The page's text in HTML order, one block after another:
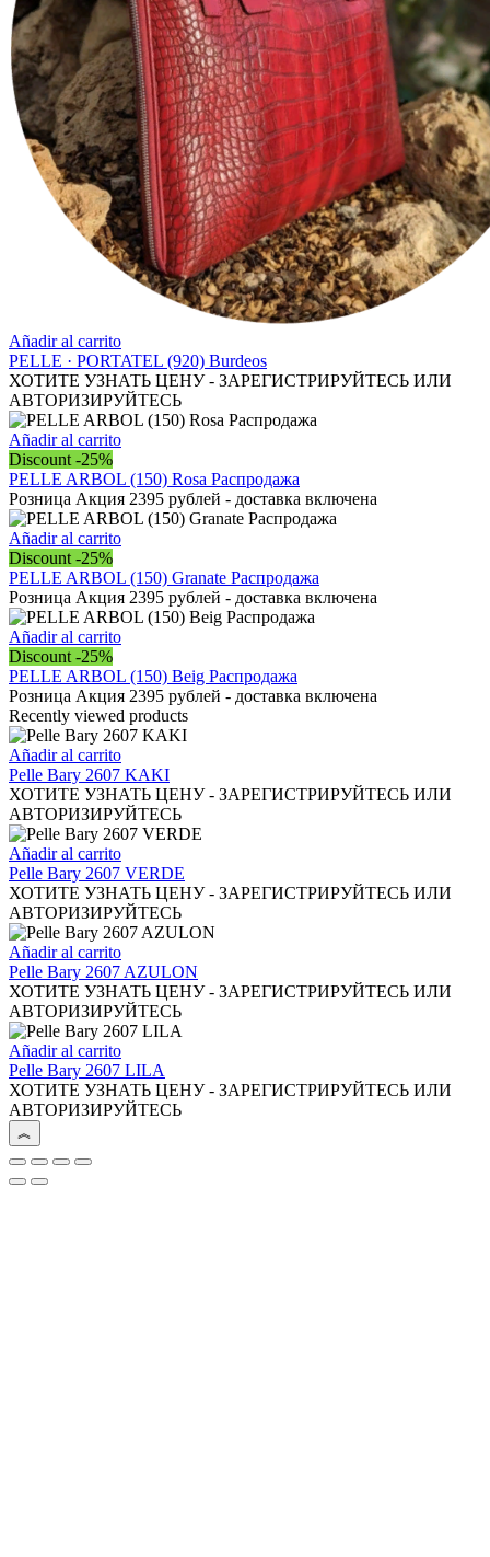
Añadir al carrito
PELLE · PORTATEL (920) Burdeos
ХОТИТЕ УЗНАТЬ ЦЕНУ - ЗАРЕГИСТРИРУЙТЕСЬ ИЛИ
АВТОРИЗИРУЙТЕСЬ
Añadir al carrito
Discount -25%
PELLE ARBOL (150) Rosa Распродажа
Розница Акция 2395 рублей - доставка включена
Añadir al carrito
Discount -25%
PELLE ARBOL (150) Granate Распродажа
Розница Акция 2395 рублей - доставка включена
Añadir al carrito
Discount -25%
PELLE ARBOL (150) Beig Распродажа
Розница Акция 2395 рублей - доставка включена
Recently viewed products
Añadir al carrito
Pelle Bary 2607 KAKI
ХОТИТЕ УЗНАТЬ ЦЕНУ - ЗАРЕГИСТРИРУЙТЕСЬ ИЛИ
АВТОРИЗИРУЙТЕСЬ
Añadir al carrito
Pelle Bary 2607 VERDE
ХОТИТЕ УЗНАТЬ ЦЕНУ - ЗАРЕГИСТРИРУЙТЕСЬ ИЛИ
АВТОРИЗИРУЙТЕСЬ
Añadir al carrito
Pelle Bary 2607 AZULON
ХОТИТЕ УЗНАТЬ ЦЕНУ - ЗАРЕГИСТРИРУЙТЕСЬ ИЛИ
АВТОРИЗИРУЙТЕСЬ
Añadir al carrito
Pelle Bary 2607 LILA
ХОТИТЕ УЗНАТЬ ЦЕНУ - ЗАРЕГИСТРИРУЙТЕСЬ ИЛИ
АВТОРИЗИРУЙТЕСЬ